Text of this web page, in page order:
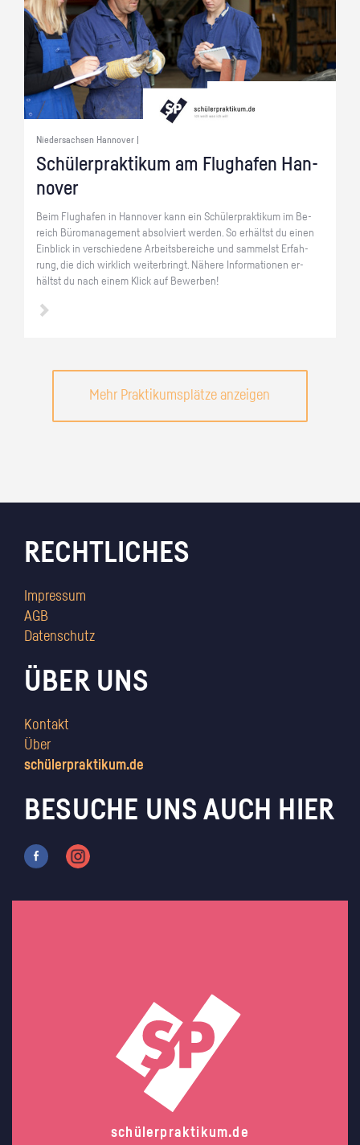
Niedersachsen Hannover |
Schü­ler­prak­ti­kum am Flug­ha­fen Han­
no­ver
Beim Flug­ha­fen in Han­no­ver kann ein Schü­ler­prak­ti­kum im Be­
reich Bü­ro­ma­nage­ment ab­sol­viert wer­den. So er­hältst du einen
Ein­blick in ver­schie­de­ne Ar­beits­be­rei­che und sam­melst Er­fah­
rung, die dich wirk­lich wei­ter­bringt. Nä­he­re In­for­ma­tio­nen er­
hältst du nach einem Klick auf Be­wer­ben!
Mehr Praktikumsplätze anzeigen
RECHTLICHES
Impressum
AGB
Datenschutz
ÜBER UNS
Kontakt
Über
schülerpraktikum.de
BESUCHE UNS AUCH HIER
schülerpraktikum.de